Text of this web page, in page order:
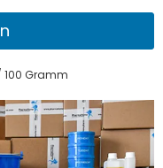
100 Gramm